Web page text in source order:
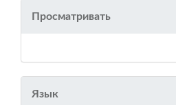
Просматривать
Язык